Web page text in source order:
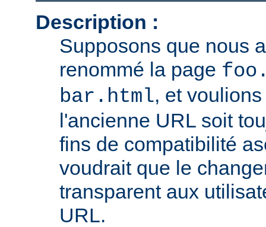
Description :
Supposons que nous
renommé la page
bar.html, et
l'ancienne URL soit
fins de compatibilité
voudrait que le
transparent aux
URL.